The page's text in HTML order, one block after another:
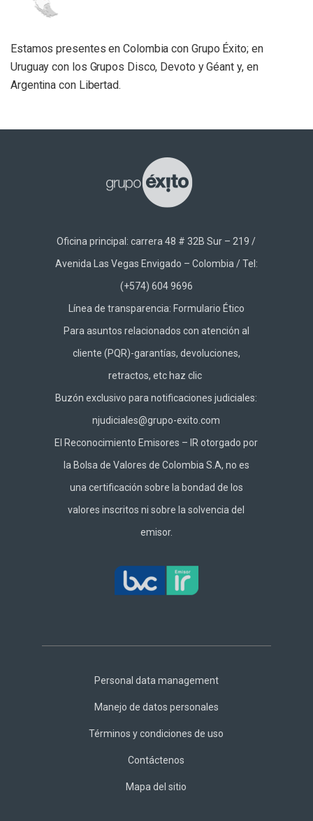
Estamos presentes en Colombia con Grupo Éxito; en
Uruguay con los Grupos Disco, Devoto y Géant y, en
Argentina con Libertad.
Oficina principal: carrera 48 # 32B Sur – 219 /
Avenida Las Vegas Envigado – Colombia / Tel:
(+574) 604 9696
Línea de transparencia: Formulario Ético
Para asuntos relacionados con atención al
cliente (PQR)-garantías, devoluciones,
retractos, etc hazclic
Buzón exclusivo para notificaciones judiciales:
njudiciales@grupo-exito.com
El Reconocimiento Emisores – IR otorgado por
la Bolsa de Valores de Colombia S.A, no es
una certificación sobre la bondad de los
valores inscritos ni sobre la solvencia del
emisor.
Footer
Personal data management
Manejo de datos personales
Términos y condiciones de uso
Contáctenos
Mapa del sitio